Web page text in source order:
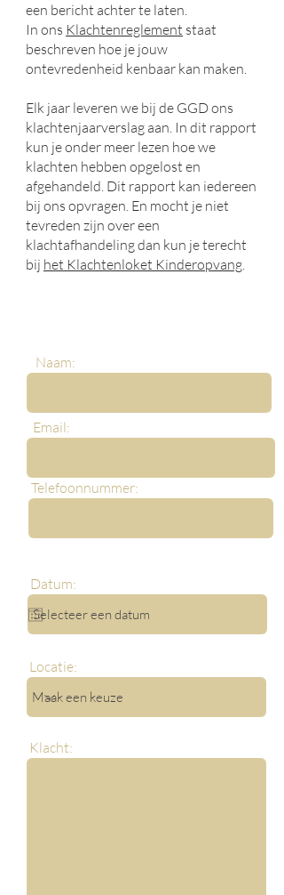
een bericht achter te laten.
In ons Klachtenreglement staat
beschreven hoe je jouw
ontevredenheid kenbaar kan maken.
Elk jaar leveren we bij de GGD ons
klachtenjaarverslag aan. In dit rapport
kun je onder meer lezen hoe we
klachten hebben opgelost en
afgehandeld. Dit rapport kan iedereen
bij ons opvragen. En mocht je niet
tevreden zijn over een
klachtafhandeling dan kun je terecht
bij het Klachtenloket Kinderopvang.
Naam:
Email:
Telefoonnummer:
Datum:
Locatie:
Klacht: